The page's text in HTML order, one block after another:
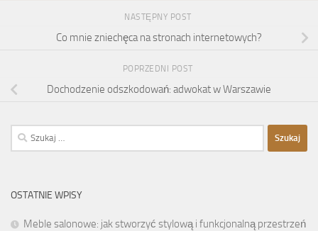
NASTĘPNY POST
Co mnie zniechęca na stronach internetowych?
POPRZEDNI POST
Dochodzenie odszkodowań: adwokat w Warszawie
Szukaj:
OSTATNIE WPISY
Meble salonowe: jak stworzyć stylową i funkcjonalną przestrzeń